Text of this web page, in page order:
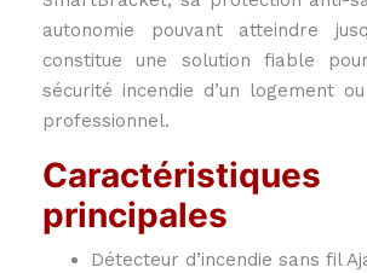
autonomie pouvant atteindre
constitue une solution fiable
sécurité incendie d’un logement
professionnel.
Caractéristiques
principales
Détecteur d’incendie sans fil